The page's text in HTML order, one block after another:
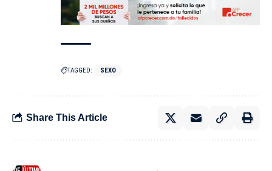
TAGGED: SEXO
Share This Article